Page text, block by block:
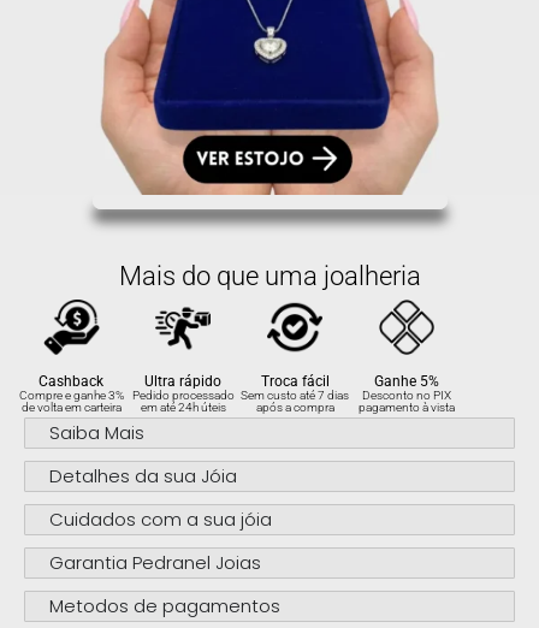
Mais do que uma joalheria
Cashback
Compre e ganhe 3%
de volta em carteira
Ultra rápido
Pedido processado
em até 24h úteis
Troca fácil
Sem custo até 7 dias
após a compra
Ganhe 5%
Desconto no PIX
pagamento à vista
Saiba Mais
Detalhes da sua Jóia
Cuidados com a sua jóia
Garantia Pedranel Joias
Metodos de pagamentos